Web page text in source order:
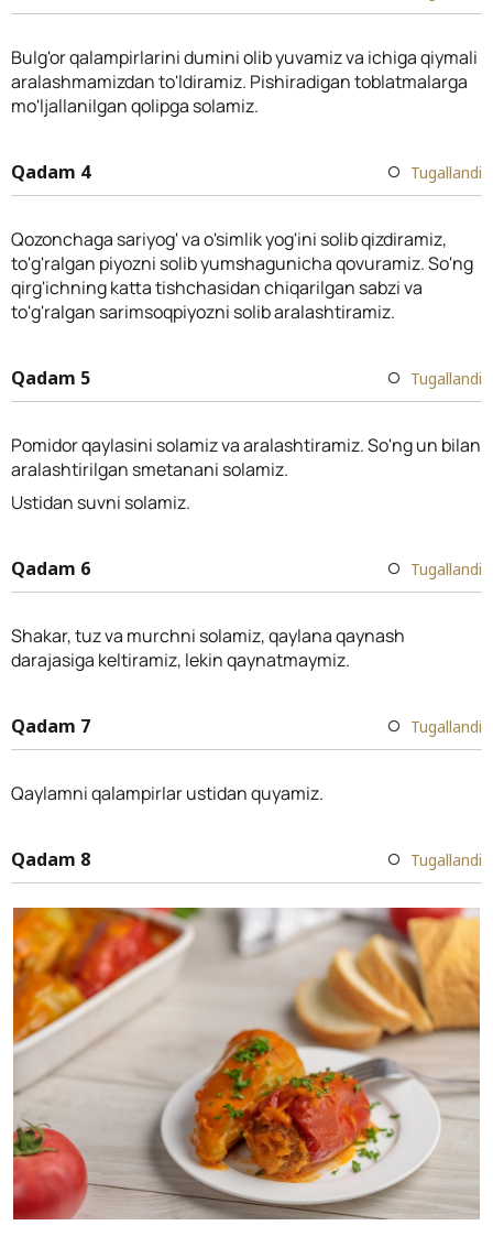
Bulg'or qalampirlarini dumini olib yuvamiz va ichiga qiymali
aralashmamizdan to'ldiramiz. Pishiradigan toblatmalarga
mo'ljallanilgan qolipga solamiz.
Qadam 4 Tugallandi
Qozonchaga sariyog' va o'simlik yog'ini solib qizdiramiz,
to'g'ralgan piyozni solib yumshagunicha qovuramiz. So'ng
qirg'ichning katta tishchasidan chiqarilgan sabzi va
to'g'ralgan sarimsoqpiyozni solib aralashtiramiz.
Qadam 5 Tugallandi
Pomidor qaylasini solamiz va aralashtiramiz. So'ng un bilan
aralashtirilgan smetanani solamiz.
Ustidan suvni solamiz.
Qadam 6 Tugallandi
Shakar, tuz va murchni solamiz, qaylana qaynash
darajasiga keltiramiz, lekin qaynatmaymiz.
Qadam 7 Tugallandi
Qaylamni qalampirlar ustidan quyamiz.
Qadam 8 Tugallandi